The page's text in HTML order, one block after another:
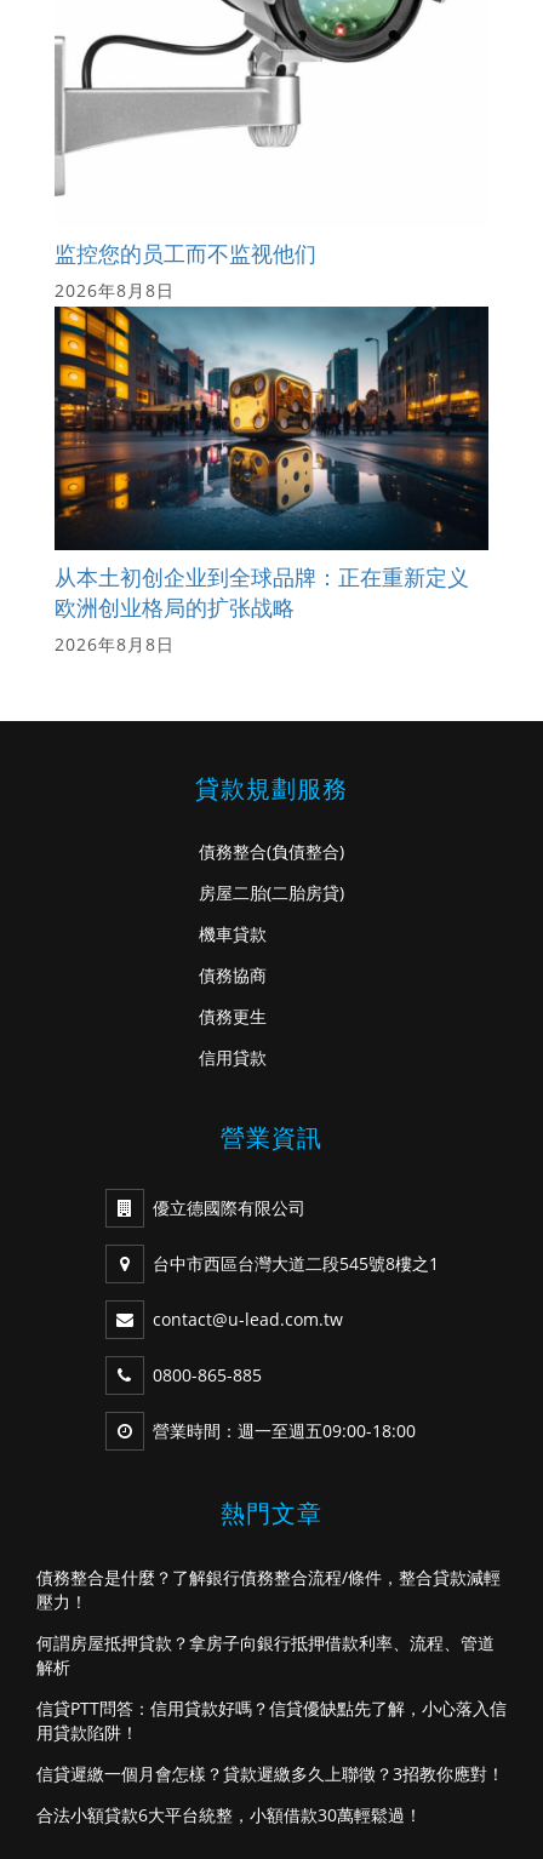
监控您的员工而不监视他们
2026年8月8日
从本土初创企业到全球品牌：正在重新定义
欧洲创业格局的扩张战略
2026年8月8日
貸款規劃服務
債務整合(負債整合)
房屋二胎(二胎房貸)
機車貸款
債務協商
債務更生
信用貸款
營業資訊
優立德國際有限公司
台中市西區台灣大道二段545號8樓之1
contact@u-lead.com.tw
0800-865-885
營業時間：週一至週五09:00-18:00
熱門文章
債務整合是什麼？了解銀行債務整合流程/條件，整合貸款減輕
壓力！
何謂房屋抵押貸款？拿房子向銀行抵押借款利率、流程、管道
解析
信貸PTT問答：信用貸款好嗎？信貸優缺點先了解，小心落入信
用貸款陷阱！
信貸遲繳一個月會怎樣？貸款遲繳多久上聯徵？3招教你應對！
合法小額貸款6大平台統整，小額借款30萬輕鬆過！